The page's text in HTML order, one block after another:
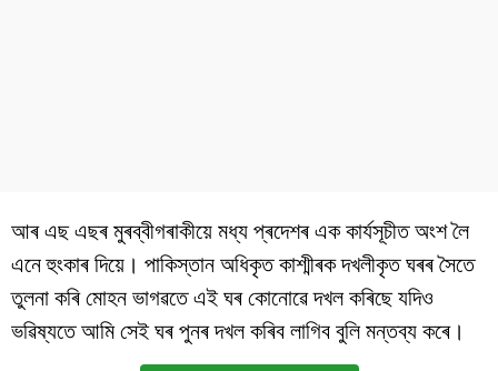
আৰ এছ এছৰ মুৰব্বীগৰাকীয়ে মধ্য প্ৰদেশৰ এক কাৰ্যসূচীত অংশ লৈ
এনে হুংকাৰ দিয়ে। পাকিস্তান অধিকৃত কাশ্মীৰক দখলীকৃত ঘৰৰ সৈতে
তুলনা কৰি মোহন ভাগৱতে এই ঘৰ কোনোৱে দখল কৰিছে যদিও
ভৱিষ্যতে আমি সেই ঘৰ পুনৰ দখল কৰিব লাগিব বুলি মন্তব্য কৰে।